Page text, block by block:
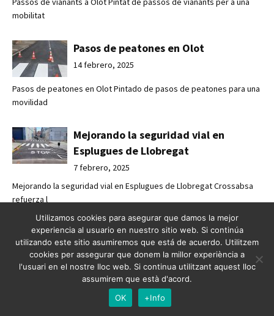
mobilitat
Pasos de peatones en Olot
14 febrero, 2025
Pasos de peatones en Olot Pintado de pasos de peatones para una
movilidad
Mejorando la seguridad vial en
Esplugues de Llobregat
7 febrero, 2025
Mejorando la seguridad vial en Esplugues de Llobregat Crossabsa
refuerza l
Crossbasa refuerza la seguridad vial
junto a la Diputación de Barcelona
7 febrero, 2025
Crossabsa refuerza la seguridad vial junto a la Diputación de
Utilizamos cookies para asegurar que damos la mejor
experiencia al usuario en nuestro sitio web. Si continúa
utilizando este sitio asumiremos que está de acuerdo. Utilitzem
cookies per assegurar que donem la millor experiència a
l'usuari en el nostre lloc web. Si continua utilitzant aquest lloc
assumirem que està d'acord.
OK
+Info